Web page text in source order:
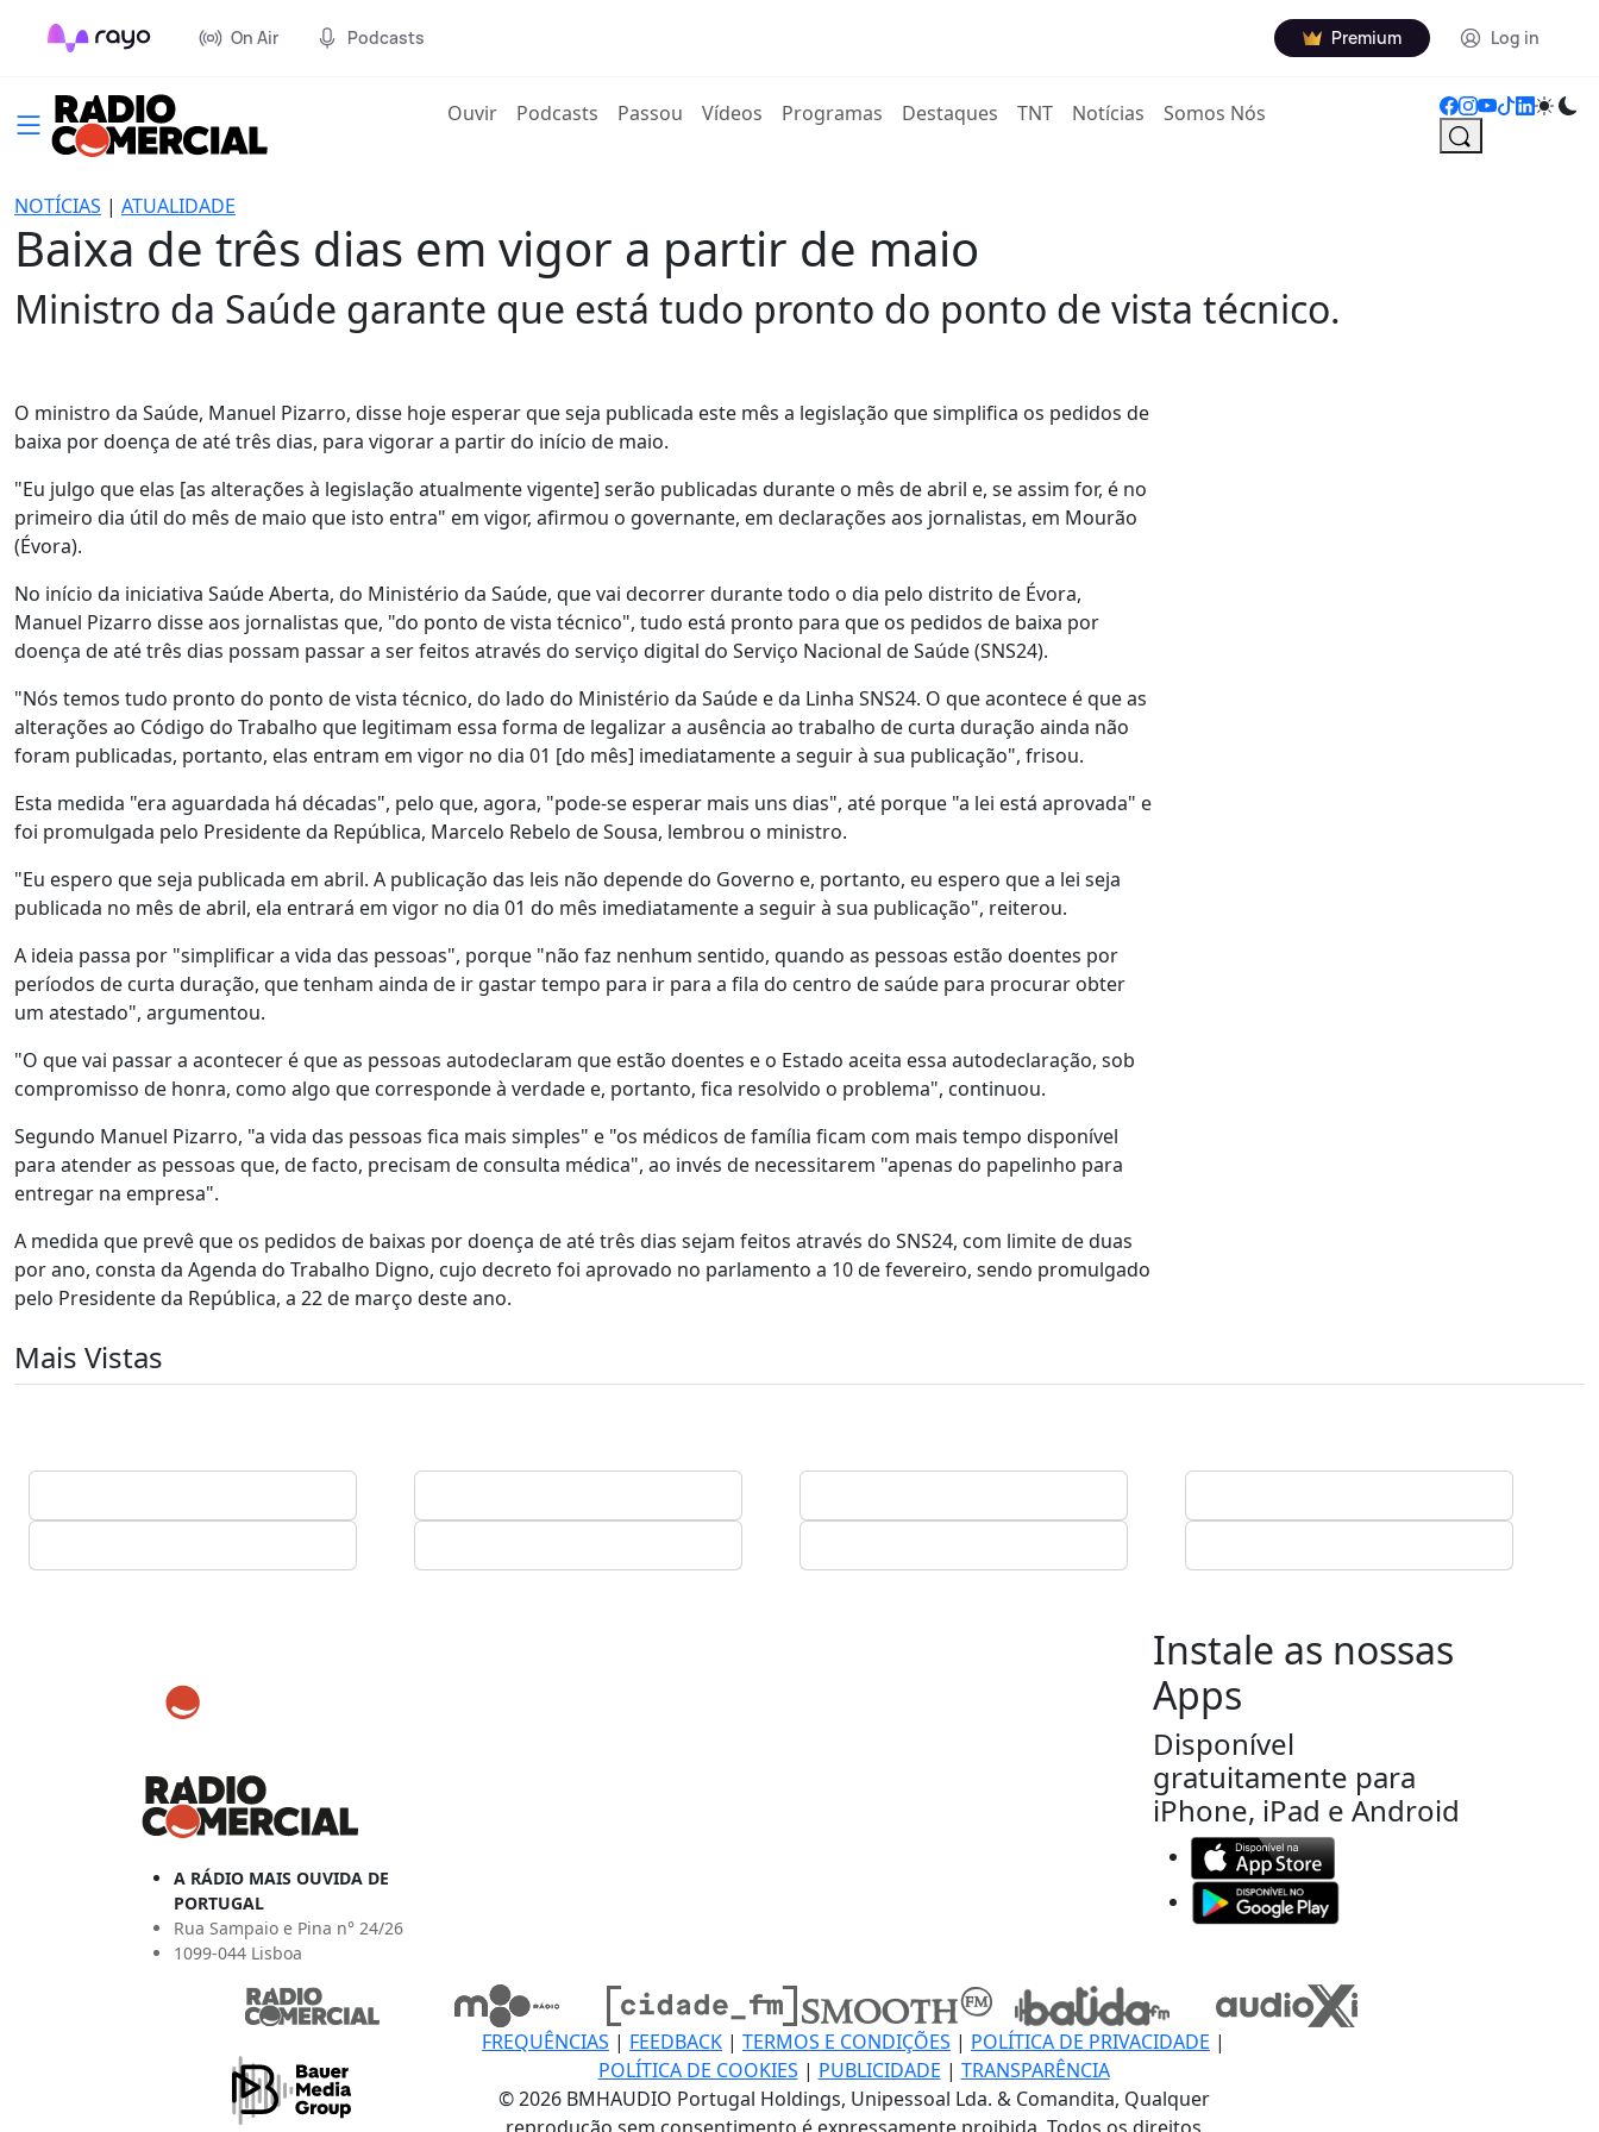
On Air Podcasts Premium Log in
Ouvir(current)
Podcasts Passou Vídeos Programas Destaques TNT Notícias Somos Nós
NOTÍCIAS | ATUALIDADE
Baixa de três dias em vigor a partir de maio
Ministro da Saúde garante que está tudo pronto do ponto de vista técnico.
O ministro da Saúde, Manuel Pizarro, disse hoje esperar que seja publicada este mês a legislação que simplifica os pedidos de
baixa por doença de até três dias, para vigorar a partir do início de maio.
"Eu julgo que elas [as alterações à legislação atualmente vigente] serão publicadas durante o mês de abril e, se assim for, é no
primeiro dia útil do mês de maio que isto entra" em vigor, afirmou o governante, em declarações aos jornalistas, em Mourão
(Évora).
No início da iniciativa Saúde Aberta, do Ministério da Saúde, que vai decorrer durante todo o dia pelo distrito de Évora,
Manuel Pizarro disse aos jornalistas que, "do ponto de vista técnico", tudo está pronto para que os pedidos de baixa por
doença de até três dias possam passar a ser feitos através do serviço digital do Serviço Nacional de Saúde (SNS24).
"Nós temos tudo pronto do ponto de vista técnico, do lado do Ministério da Saúde e da Linha SNS24. O que acontece é que as
alterações ao Código do Trabalho que legitimam essa forma de legalizar a ausência ao trabalho de curta duração ainda não
foram publicadas, portanto, elas entram em vigor no dia 01 [do mês] imediatamente a seguir à sua publicação", frisou.
Esta medida "era aguardada há décadas", pelo que, agora, "pode-se esperar mais uns dias", até porque "a lei está aprovada" e
foi promulgada pelo Presidente da República, Marcelo Rebelo de Sousa, lembrou o ministro.
"Eu espero que seja publicada em abril. A publicação das leis não depende do Governo e, portanto, eu espero que a lei seja
publicada no mês de abril, ela entrará em vigor no dia 01 do mês imediatamente a seguir à sua publicação", reiterou.
A ideia passa por "simplificar a vida das pessoas", porque "não faz nenhum sentido, quando as pessoas estão doentes por
períodos de curta duração, que tenham ainda de ir gastar tempo para ir para a fila do centro de saúde para procurar obter
um atestado", argumentou.
"O que vai passar a acontecer é que as pessoas autodeclaram que estão doentes e o Estado aceita essa autodeclaração, sob
compromisso de honra, como algo que corresponde à verdade e, portanto, fica resolvido o problema", continuou.
Segundo Manuel Pizarro, "a vida das pessoas fica mais simples" e "os médicos de família ficam com mais tempo disponível
para atender as pessoas que, de facto, precisam de consulta médica", ao invés de necessitarem "apenas do papelinho para
entregar na empresa".
A medida que prevê que os pedidos de baixas por doença de até três dias sejam feitos através do SNS24, com limite de duas
por ano, consta da Agenda do Trabalho Digno, cujo decreto foi aprovado no parlamento a 10 de fevereiro, sendo promulgado
pelo Presidente da República, a 22 de março deste ano.
Mais Vistas
A RÁDIO MAIS OUVIDA DE
PORTUGAL
Rua Sampaio e Pina n° 24/26
1099-044 Lisboa
Instale as nossas
Apps
Disponível
gratuitamente para
iPhone, iPad e Android
FREQUÊNCIAS | FEEDBACK | TERMOS E CONDIÇÕES | POLÍTICA DE PRIVACIDADE |
POLÍTICA DE COOKIES | PUBLICIDADE | TRANSPARÊNCIA
© 2026 BMHAUDIO Portugal Holdings, Unipessoal Lda. & Comandita, Qualquer